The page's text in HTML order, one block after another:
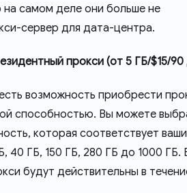
самом деле они больше не
сервер для дата-центра.
прокси (от 5 ГБ/$15/90
возможность приобрести
способностью. Вы можете
которая соответствует
40 ГБ, 150 ГБ, 280 ГБ до 1000 ГБ.
будут действительны в